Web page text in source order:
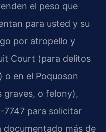
el peso que
para usted y su
por atropello y
Court (para delitos
o en el Poquoson
graves, o felony),
7747 para solicitar
documentado más de